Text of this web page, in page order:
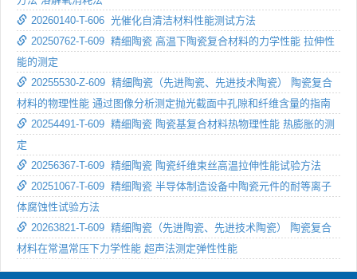
20260140-T-606 光催化自清洁材料性能测试方法
20250762-T-609 精细陶瓷 高温下陶瓷复合材料的力学性能 拉伸性
能的测定
20255530-Z-609 精细陶瓷（先进陶瓷、先进技术陶瓷） 陶瓷复合
材料的物理性能 通过图像分析测定抛光截面中孔隙和纤维含量的指南
20254491-T-609 精细陶瓷 陶瓷基复合材料热物理性能 热膨胀的测
定
20256367-T-609 精细陶瓷 陶瓷纤维束丝高温拉伸性能试验方法
20251067-T-609 精细陶瓷 半导体制造设备中陶瓷元件的耐等离子
体腐蚀性试验方法
20263821-T-609 精细陶瓷（先进陶瓷、先进技术陶瓷） 陶瓷复合
材料在常温常压下力学性能 超声法测定弹性性能